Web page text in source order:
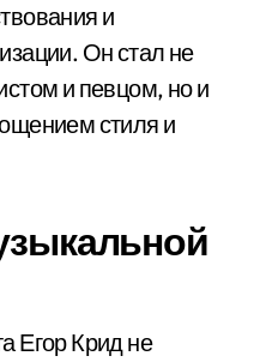
и
Он стал не
и певцом, но и
стиля и
Егор Крид не